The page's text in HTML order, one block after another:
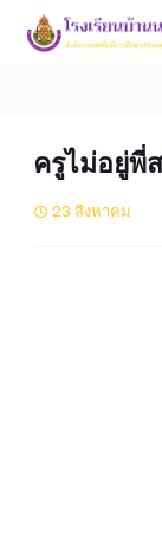
ครูไม่อยู่พี่
23 สิงหาคม